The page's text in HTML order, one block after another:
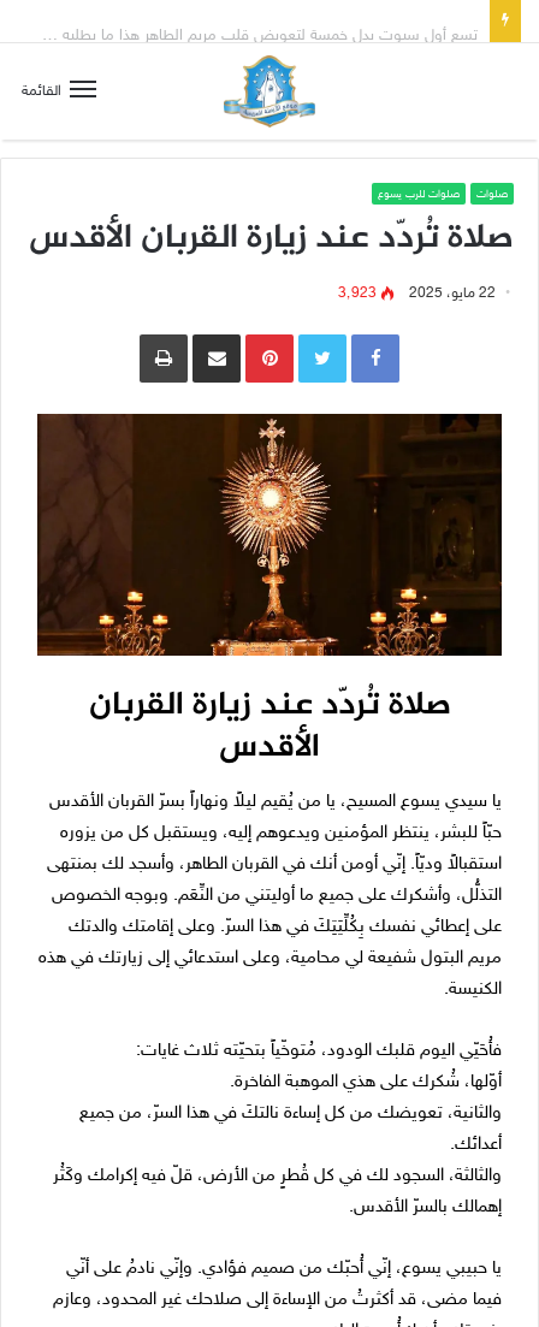
القائمة
صلوات صلوات للرب يسوع
صلاة تُردّد عند زيارة القربان الأقدس
22 مايو، 2025 3٬923
Pinterestمشاركة عبر البريد طباعة
صلاة تُردّد عند زيارة القربان
الأقدس
يا سيدي يسوع المسيح، يا من يُقيم ليلاً ونهاراً بسرّ القربان الأقدس
حبّاً للبشر، ينتظر المؤمنين ويدعوهم إليه، ويستقبل كل من يزوره
استقبالاً وديّاً. إنّي أومن أنك في القربان الطاهر، وأسجد لك بمنتهى
التذلُّل، وأشكرك على جميع ما أوليتني من النِّعَم. وبوجه الخصوص
على إعطائي نفسك بِكُلِّيَتِكَ في هذا السرّ. وعلى إقامتك والدتك
مريم البتول شفيعة لي محامية، وعلى استدعائي إلى زيارتك في هذه
الكنيسة.
فأُحَيّي اليوم قلبك الودود، مُتوخّياً بتحيّته ثلاث غايات:
أوّلها، شُكرك على هذي الموهبة الفاخرة.
والثانية، تعويضك من كل إساءة نالتكَ في هذا السرّ، من جميع
أعدائك.
والثالثة، السجود لك في كل قُطرٍ من الأرض، قلّ فيه إكرامك وكَثُر
إهمالك بالسرّ الأقدس.
يا حبيبي يسوع، إنّي أُحبّك من صميم فؤادي. وإنّي نادمُ على أنّي
فيما مضى، قد أكثرتُ من الإساءة إلى صلاحك غير المحدود، وعازم